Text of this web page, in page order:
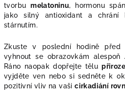
tvorbumelatoninu, hormonu
jako silný antioxidant a chrání
stárnutím.
Zkuste v poslední hodině
vyhnout se obrazovkám
Ráno naopak dopřejte tělu
vyjděte ven nebo si sedněte k
pozitivní vliv na vašicirkadiání